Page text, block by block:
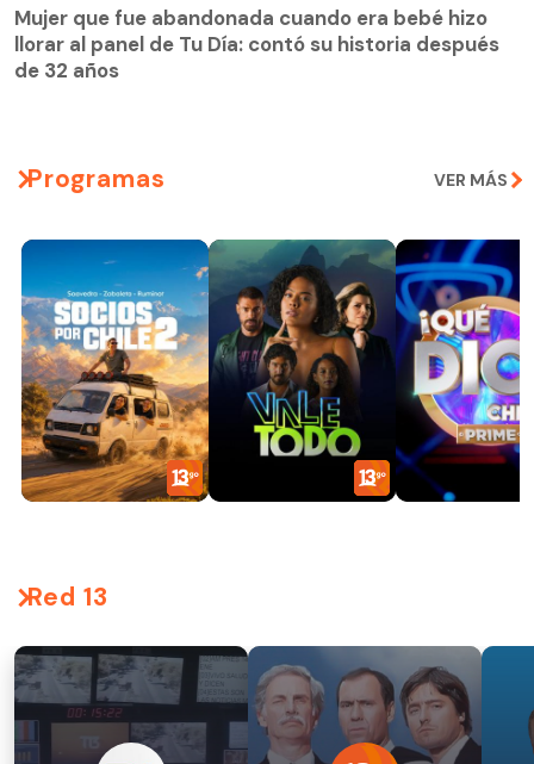
llorar al panel de Tu Día: contó su historia después
de 32 años
Mujer que fue abandonada cuando era bebé hizo
llorar al panel de Tu Día: contó su historia después
de 32 años
Programas VER MÁS
Red 13